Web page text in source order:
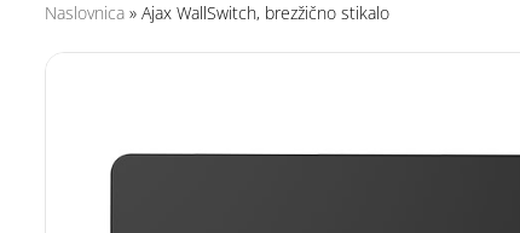
Naslovnica » Ajax WallSwitch, brezžično stikalo